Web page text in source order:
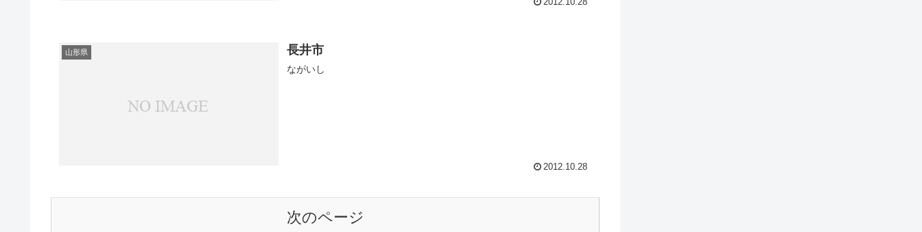
山形県 長井市
ながいし
2012.10.28
次のページ